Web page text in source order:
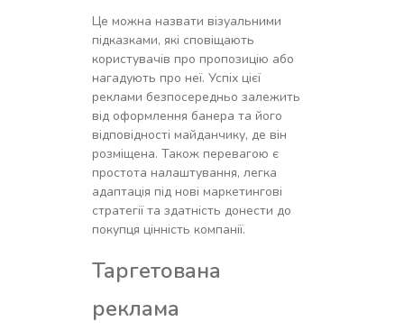
Це можна назвати візуальними
підказками, які сповіщають
користувачів про пропозицію або
нагадують про неї. Успіх цієї
реклами безпосередньо залежить
від оформлення банера та його
відповідності майданчику, де він
розміщена. Також перевагою є
простота налаштування, легка
адаптація під нові маркетингові
стратегії та здатність донести до
покупця цінність компанії.
Таргетована
реклама